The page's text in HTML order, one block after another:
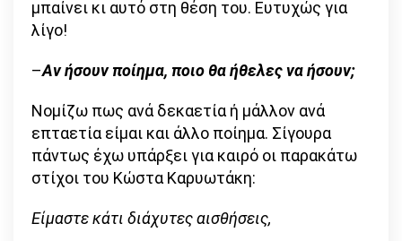
μπαίνει κι αυτό στη θέση του. Ευτυχώς για
λίγο!
–Αν ήσουν ποίημα, ποιο θα ήθελες να ήσουν;
Νομίζω πως ανά δεκαετία ή μάλλον ανά
επταετία είμαι και άλλο ποίημα. Σίγουρα
πάντως έχω υπάρξει για καιρό οι παρακάτω
στίχοι του Κώστα Καρυωτάκη:
Είμαστε κάτι διάχυτες αισθήσεις,